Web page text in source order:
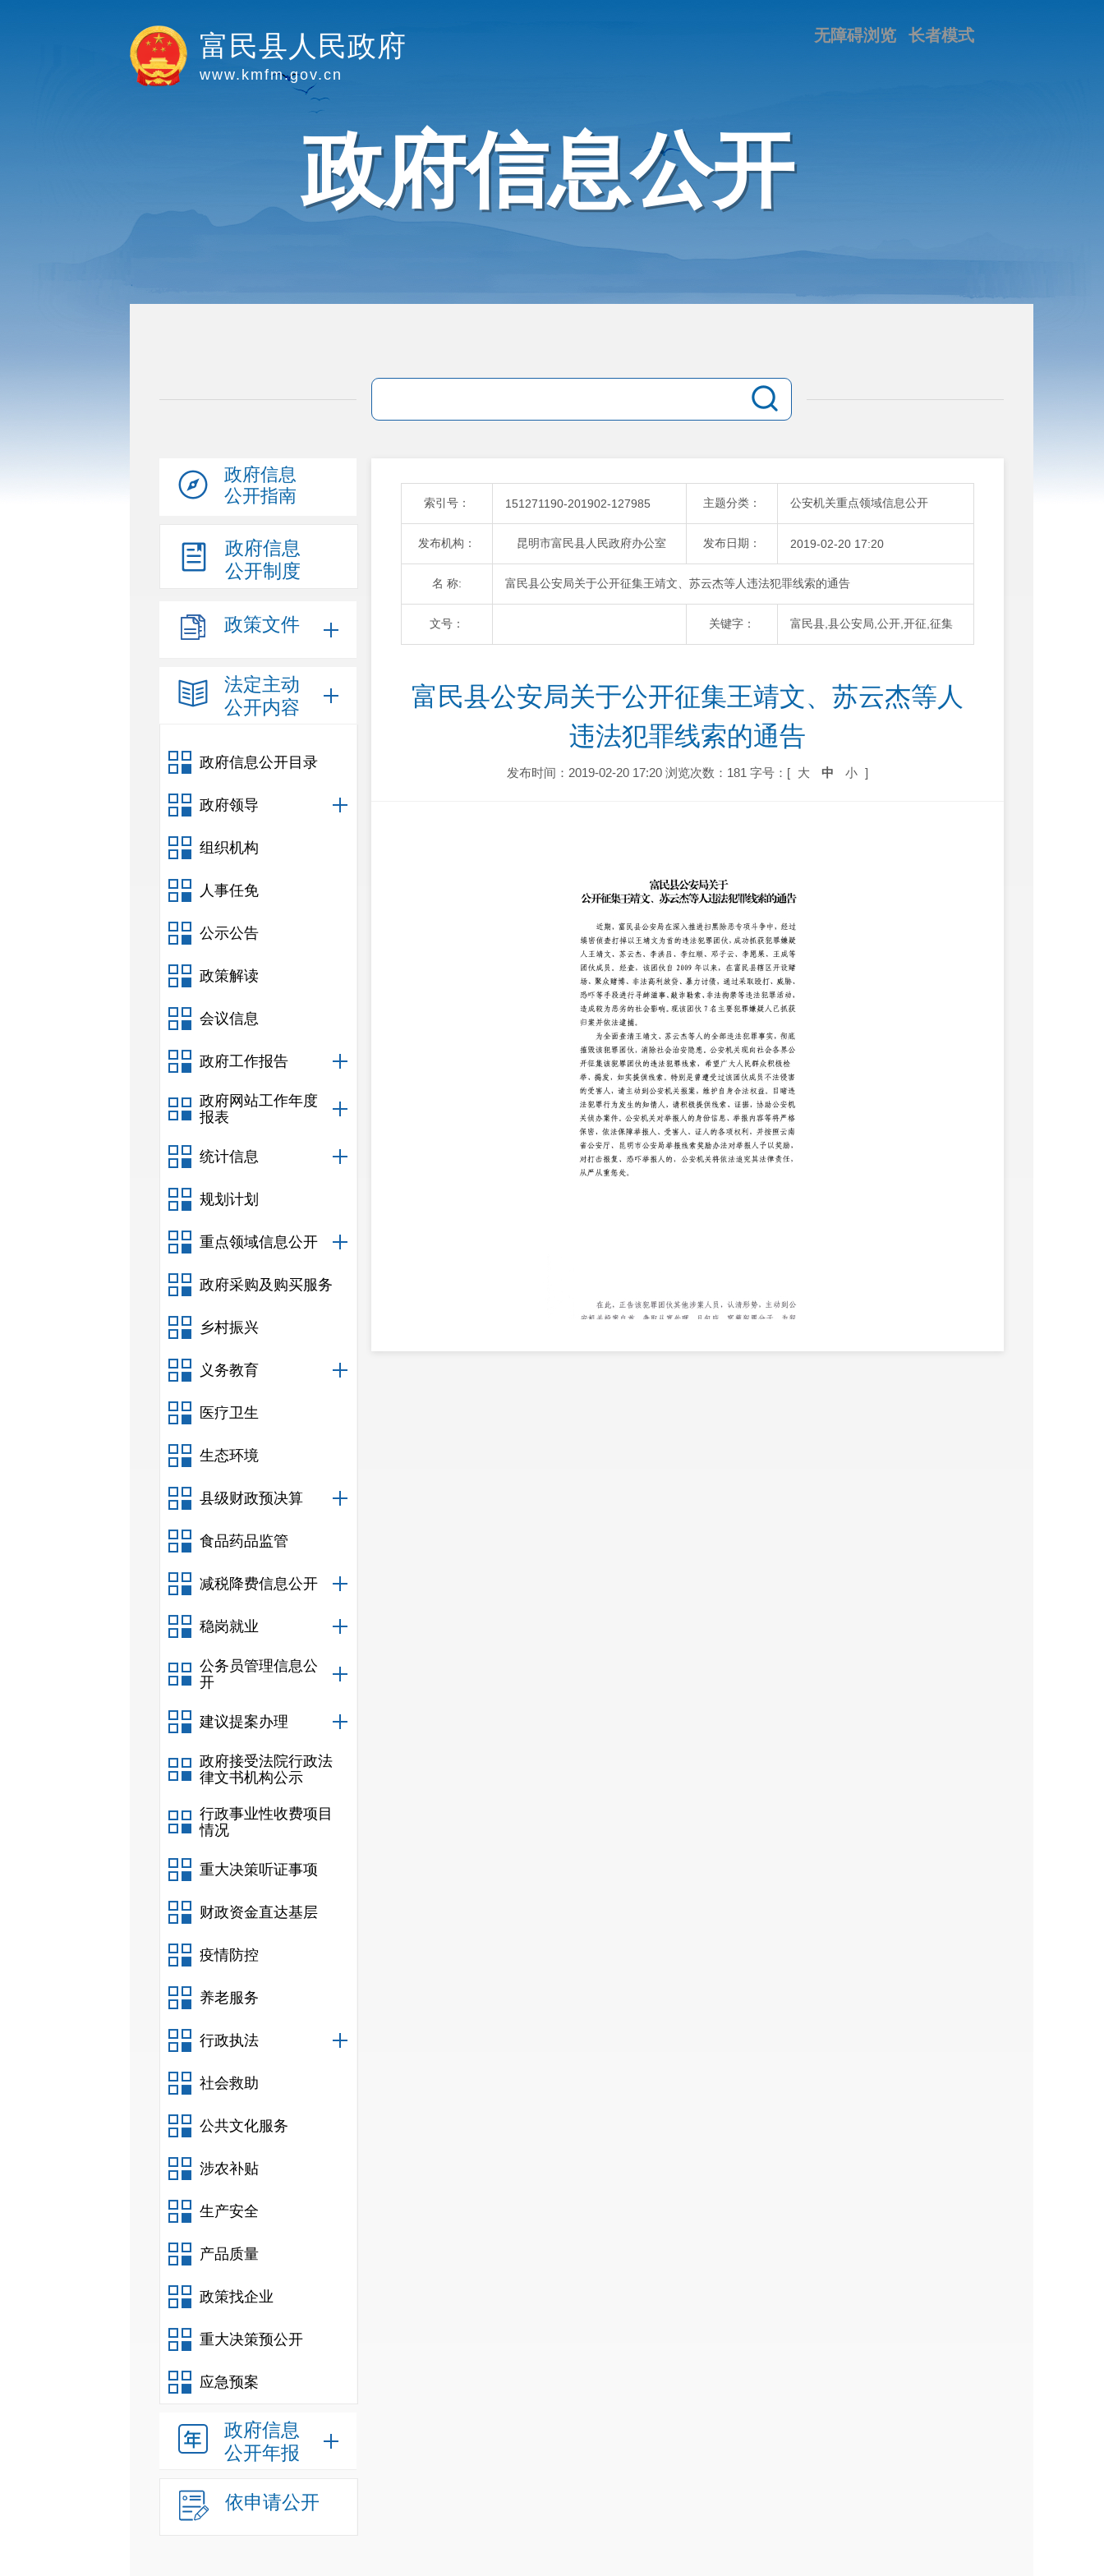
富民县人民政府
www.kmfm.gov.cn
长者模式
无障碍浏览
政府信息公开
政府信息
公开指南
政府信息
公开制度
政策文件
法定主动
公开内容
政府信息公开目录
政府领导
组织机构
人事任免
公示公告
政策解读
会议信息
政府工作报告
政府网站工作年度
报表
统计信息
规划计划
重点领域信息公开
政府采购及购买服务
乡村振兴
义务教育
医疗卫生
生态环境
县级财政预决算
食品药品监管
减税降费信息公开
稳岗就业
公务员管理信息公
开
建议提案办理
政府接受法院行政法
律文书机构公示
行政事业性收费项目
情况
重大决策听证事项
财政资金直达基层
疫情防控
养老服务
行政执法
社会救助
公共文化服务
涉农补贴
生产安全
产品质量
政策找企业
重大决策预公开
应急预案
政府信息
公开年报
依申请公开
索引号： 151271190-201902-127985 主题分类： 公安机关重点领域信息公开
发布机构： 昆明市富民县人民政府办公室 发布日期： 2019-02-20 17:20
名 称: 富民县公安局关于公开征集王靖文、苏云杰等人违法犯罪线索的通告
文号： 关键字： 富民县,县公安局,公开,开征,征集
富民县公安局关于公开征集王靖文、苏云杰等人
违法犯罪线索的通告
发布时间：2019-02-20 17:20 浏览次数：181 字号：[ 大 中 小 ]